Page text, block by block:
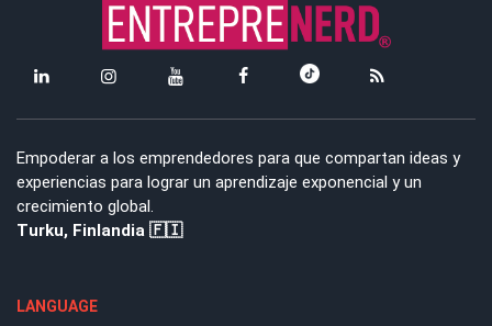
Empoderar a los emprendedores para que compartan ideas y
experiencias para lograr un aprendizaje exponencial y un
crecimiento global.
Turku, Finlandia 🇫🇮
LANGUAGE